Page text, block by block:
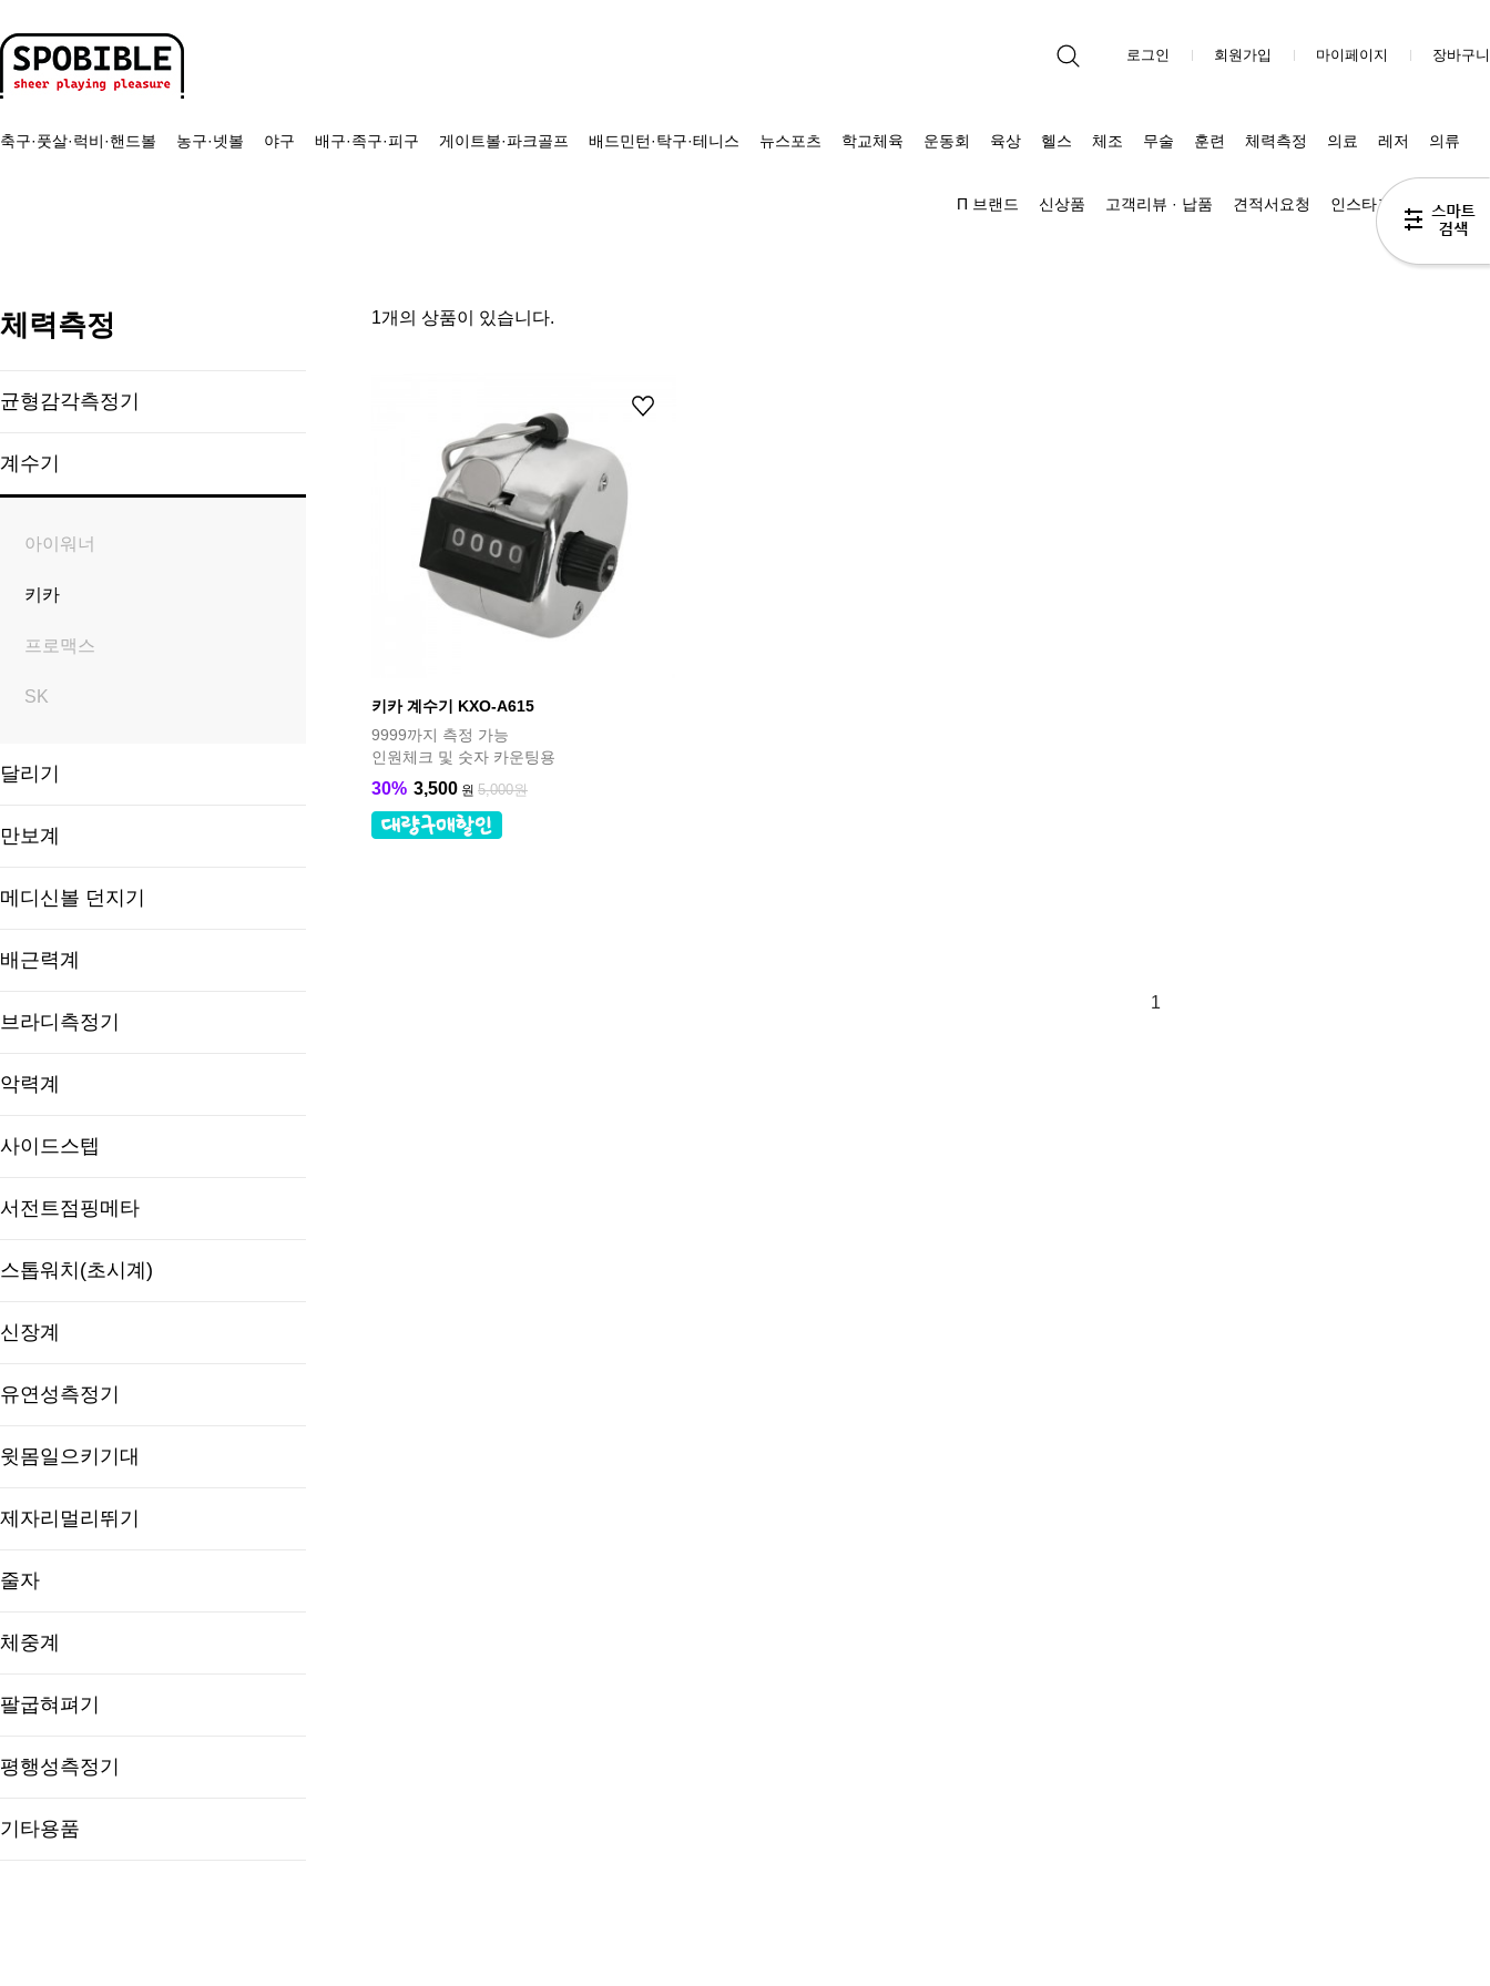
로그인 회원가입 마이페이지 장바구니
축구·풋살·럭비·핸드볼 농구·넷볼 야구 배구·족구·피구 게이트볼·파크골프 배드민턴·탁구·테니스 뉴스포츠 학교체육 운동회 육상 헬스 체조 무술 훈련 체력측정 의료 레저 의류
Π 브랜드 신상품 고객리뷰 · 납품 견적서요청 인스타그램 블로그 Π
체력측정
균형감각측정기
계수기
아이워너
키카
프로맥스
SK
달리기
만보계
메디신볼 던지기
배근력계
브라디측정기
악력계
사이드스텝
서전트점핑메타
스톱워치(초시계)
신장계
유연성측정기
윗몸일으키기대
제자리멀리뛰기
줄자
체중계
팔굽혀펴기
평행성측정기
기타용품
1개의 상품이 있습니다.
키카 계수기 KXO-A615
9999까지 측정 가능
인원체크 및 숫자 카운팅용
30% 3,500 원 5,000원
1